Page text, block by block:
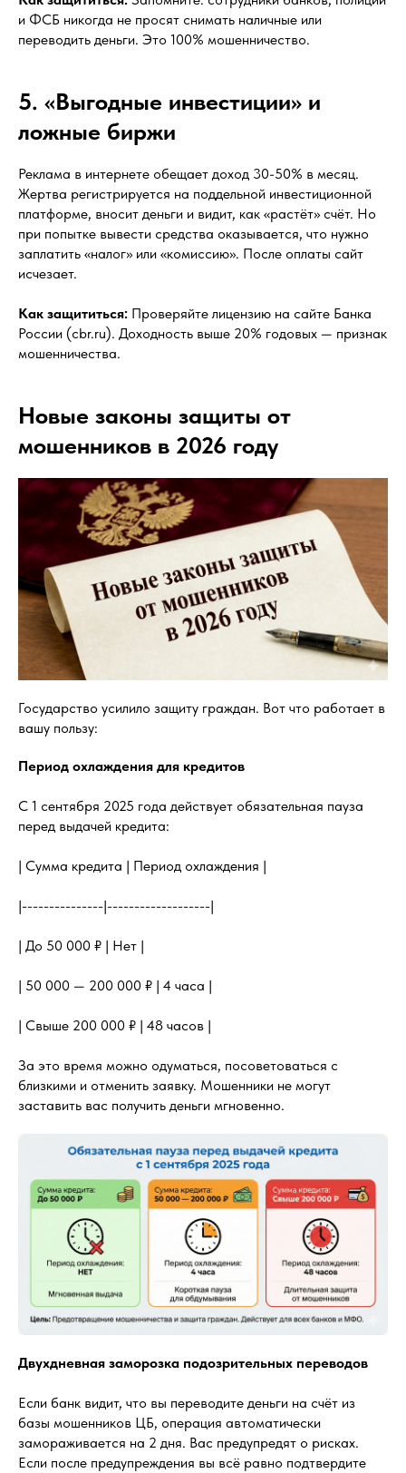
и ФСБ никогда не просят снимать наличные или
переводить деньги. Это 100% мошенничество.
5. «Выгодные инвестиции» и
ложные биржи
Реклама в интернете обещает доход 30-50% в месяц.
Жертва регистрируется на поддельной инвестиционной
платформе, вносит деньги и видит, как «растёт» счёт. Но
при попытке вывести средства оказывается, что нужно
заплатить «налог» или «комиссию». После оплаты сайт
исчезает.
Как защититься: Проверяйте лицензию на сайте Банка
России (cbr.ru). Доходность выше 20% годовых — признак
мошенничества.
Новые законы защиты от
мошенников в 2026 году
Государство усилило защиту граждан. Вот что работает в
вашу пользу:
Период охлаждения для кредитов
С 1 сентября 2025 года действует обязательная пауза
перед выдачей кредита:
| Сумма кредита | Период охлаждения |
|---------------|-------------------|
| До 50 000 ₽ | Нет |
| 50 000 — 200 000 ₽ | 4 часа |
| Свыше 200 000 ₽ | 48 часов |
За это время можно одуматься, посоветоваться с
близкими и отменить заявку. Мошенники не могут
заставить вас получить деньги мгновенно.
Двухдневная заморозка подозрительных переводов
Если банк видит, что вы переводите деньги на счёт из
базы мошенников ЦБ, операция автоматически
замораживается на 2 дня. Вас предупредят о рисках.
Если после предупреждения вы всё равно подтвердите